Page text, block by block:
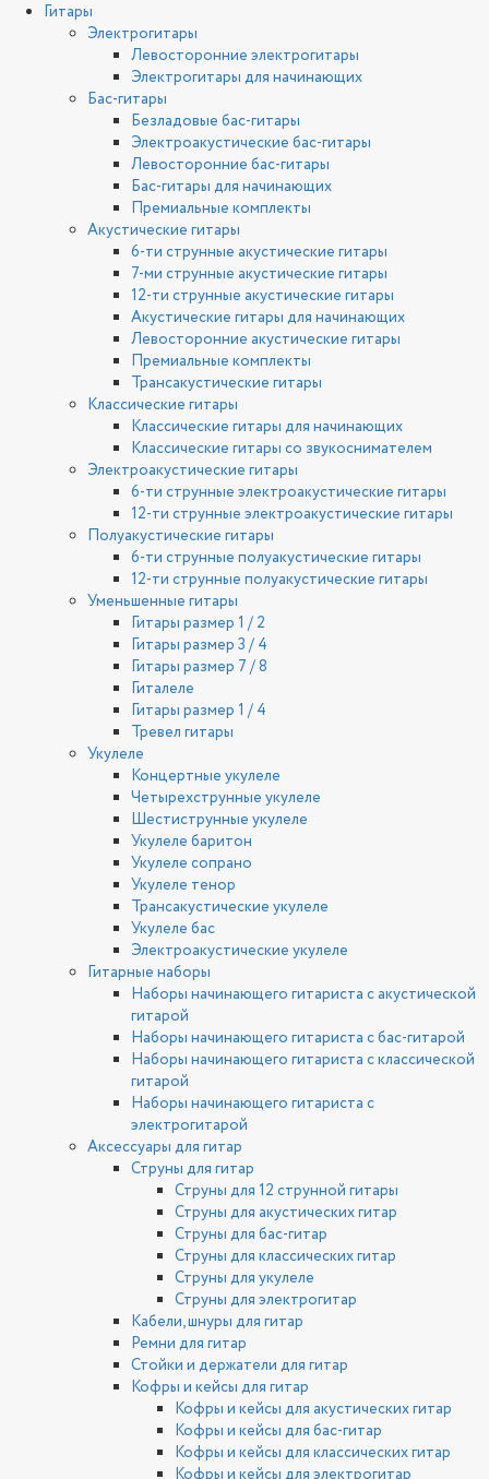
Гитары
Электрогитары
Левосторонние электрогитары
Электрогитары для начинающих
Бас-гитары
Безладовые бас-гитары
Электроакустические бас-гитары
Левосторонние бас-гитары
Бас-гитары для начинающих
Премиальные комплекты
Акустические гитары
6-ти струнные акустические гитары
7-ми струнные акустические гитары
12-ти струнные акустические гитары
Акустические гитары для начинающих
Левосторонние акустические гитары
Премиальные комплекты
Трансакустические гитары
Классические гитары
Классические гитары для начинающих
Классические гитары со звукоснимателем
Электроакустические гитары
6-ти струнные электроакустические гитары
12-ти струнные электроакустические гитары
Полуакустические гитары
6-ти струнные полуакустические гитары
12-ти струнные полуакустические гитары
Уменьшенные гитары
Гитары размер 1 / 2
Гитары размер 3 / 4
Гитары размер 7 / 8
Гиталеле
Гитары размер 1 / 4
Тревел гитары
Укулеле
Концертные укулеле
Четырехструнные укулеле
Шестиструнные укулеле
Укулеле баритон
Укулеле сопрано
Укулеле тенор
Трансакустические укулеле
Укулеле бас
Электроакустические укулеле
Гитарные наборы
Наборы начинающего гитариста с акустической
гитарой
Наборы начинающего гитариста с бас-гитарой
Наборы начинающего гитариста с классической
гитарой
Наборы начинающего гитариста с
электрогитарой
Аксессуары для гитар
Струны для гитар
Струны для 12 струнной гитары
Струны для акустических гитар
Струны для бас-гитар
Струны для классических гитар
Струны для укулеле
Струны для электрогитар
Кабели, шнуры для гитар
Ремни для гитар
Стойки и держатели для гитар
Кофры и кейсы для гитар
Кофры и кейсы для акустических гитар
Кофры и кейсы для бас-гитар
Кофры и кейсы для классических гитар
Кофры и кейсы для электрогитар